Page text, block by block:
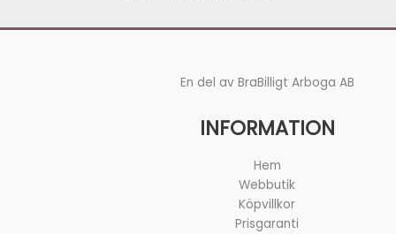
En del av BraBilligt Arboga AB
INFORMATION
Hem
Webbutik
Köpvillkor
Prisgaranti